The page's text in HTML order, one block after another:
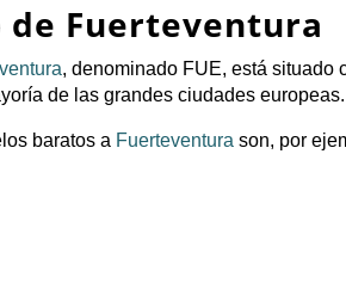
Fuerteventura
, denominado FUE, está situado
de las grandes ciudades europeas.
baratos a Fuerteventura son, por